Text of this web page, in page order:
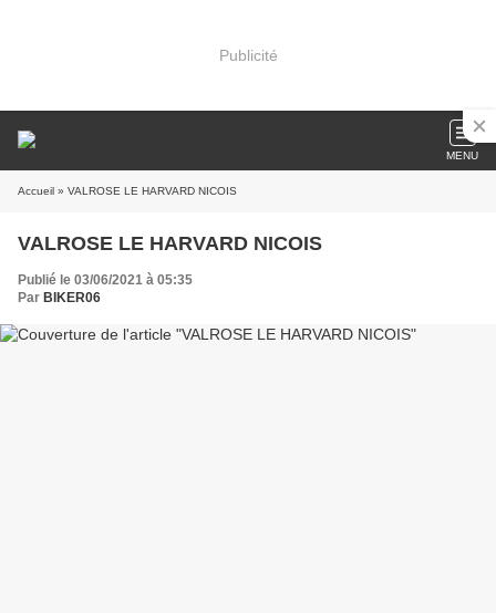
Publicité
MENU
Accueil » VALROSE LE HARVARD NICOIS
VALROSE LE HARVARD NICOIS
Publié le 03/06/2021 à 05:35
Par BIKER06